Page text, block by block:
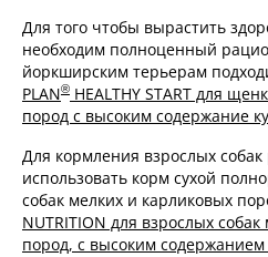
Для того чтобы вырастить
необходим полноценный
йоркширским терьерам
PLAN® HEALTHY START для
пород с высоким содержание
Для кормления взрослых собак
использовать корм сухой
собак мелких и карликовых
NUTRITION для взрослых
пород, с высоким